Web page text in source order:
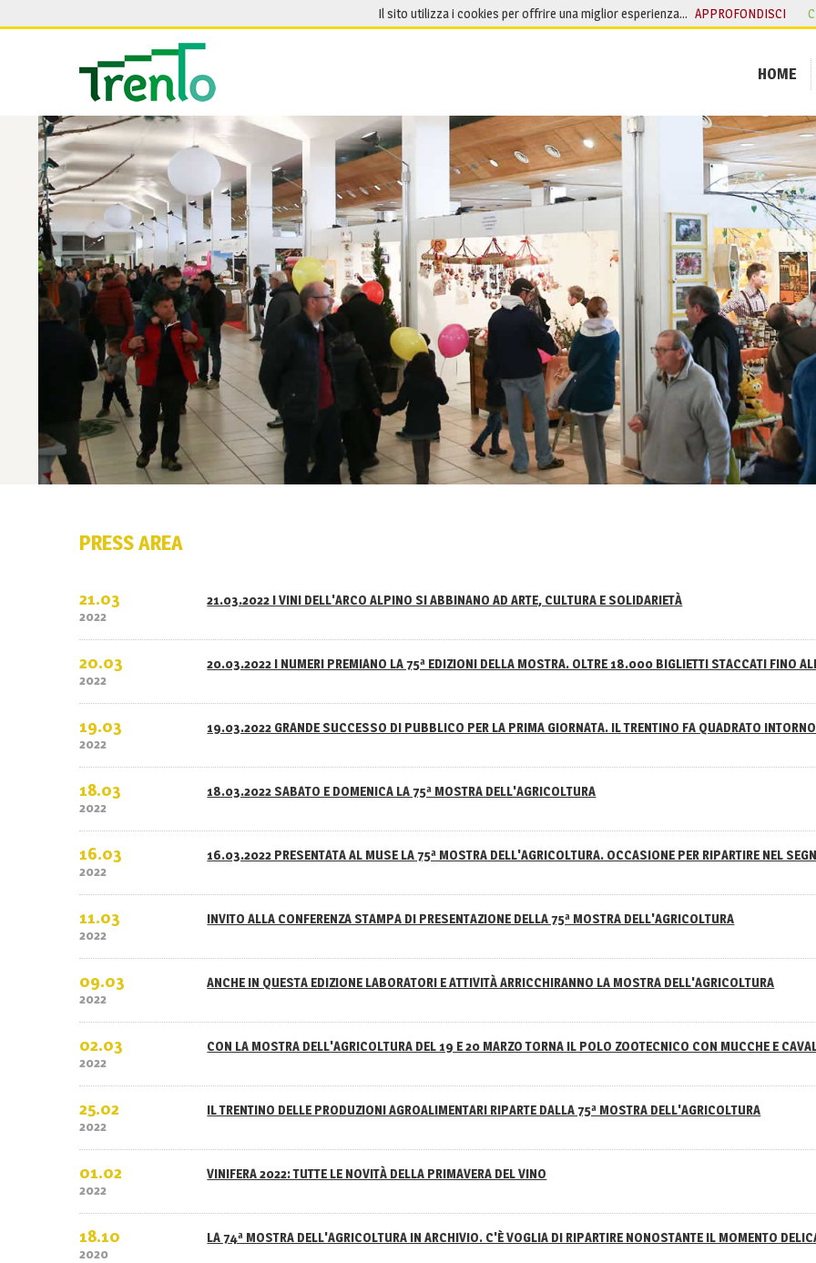
HOME
PRESS AREA
21.03
2022
21.03.2022 I VINI DELL'ARCO ALPINO SI ABBINANO AD ARTE, CULTURA E SOLIDARIETÀ
20.03
2022
20.03.2022 I NUMERI PREMIANO LA 75ª EDIZIONI DELLA MOSTRA. OLTRE 18.000 BIGLIETTI STACCATI FINO
19.03
2022
19.03.2022 GRANDE SUCCESSO DI PUBBLICO PER LA PRIMA GIORNATA. IL TRENTINO FA QUADRATO
18.03
2022
18.03.2022 SABATO E DOMENICA LA 75ª MOSTRA DELL'AGRICOLTURA
16.03
2022
16.03.2022 PRESENTATA AL MUSE LA 75ª MOSTRA DELL'AGRICOLTURA. OCCASIONE PER RIPARTIRE NEL
11.03
2022
INVITO ALLA CONFERENZA STAMPA DI PRESENTAZIONE DELLA 75ª MOSTRA DELL'AGRICOLTURA
09.03
2022
ANCHE IN QUESTA EDIZIONE LABORATORI E ATTIVITÀ ARRICCHIRANNO LA MOSTRA DELL'AGRICOLTURA
02.03
2022
CON LA MOSTRA DELL'AGRICOLTURA DEL 19 E 20 MARZO TORNA IL POLO ZOOTECNICO CON MUCCHE E
25.02
2022
IL TRENTINO DELLE PRODUZIONI AGROALIMENTARI RIPARTE DALLA 75ª MOSTRA DELL'AGRICOLTURA
01.02
2022
VINIFERA 2022: TUTTE LE NOVITÀ DELLA PRIMAVERA DEL VINO
18.10
2020
LA 74ª MOSTRA DELL'AGRICOLTURA IN ARCHIVIO. C'È VOGLIA DI RIPARTIRE NONOSTANTE IL MOMENTO
Il sito utilizza i cookies per offrire una miglior esperienza… APPROFONDISCI